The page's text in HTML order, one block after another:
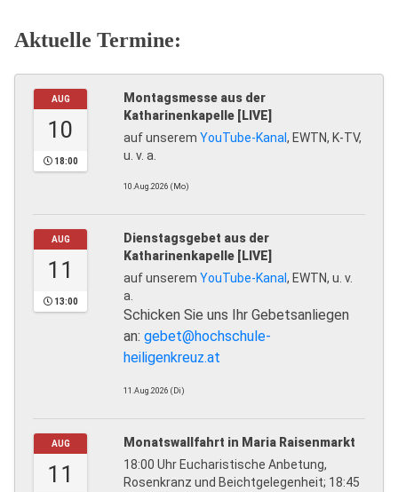
Aktuelle Termine:
AUG
10
18:00
Montagsmesse aus der
Katharinenkapelle [LIVE]
auf unserem YouTube-Kanal, EWTN, K-TV,
u. v. a.
10.Aug.2026 (Mo)
AUG
11
13:00
Dienstagsgebet aus der
Katharinenkapelle [LIVE]
auf unserem YouTube-Kanal, EWTN, u. v.
a.
Schicken Sie uns Ihr Gebetsanliegen
an: gebet@hochschule-
heiligenkreuz.at
11.Aug.2026 (Di)
AUG
11
Monatswallfahrt in Maria Raisenmarkt
18:00 Uhr Eucharistische Anbetung,
Rosenkranz und Beichtgelegenheit; 18:45